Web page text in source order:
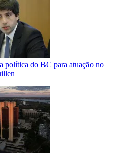
política do BC para atuação no